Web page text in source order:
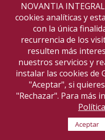
NOVANTIA
cookies analíticas y
con la única
recurrencia de los
resulten más
nuestros servicios y
instalar las cookies de
"Aceptar", si
"Rechazar". Para más
Aceptar